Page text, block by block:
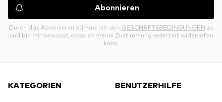
Abonnieren
Durch das Abonnieren stimme ich den GESCHÄFTSBEDINGUNGEN zu
und bin mir bewusst, dass ich meine Zustimmung jederzeit widerrufen
kann.
KATEGORIEN BENUTZERHILFE